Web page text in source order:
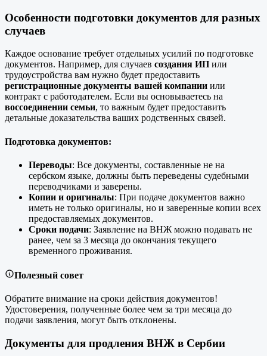
Особенности подготовки документов для разных
случаев
Каждое основание требует отдельных усилий по подготовке
документов. Например, для случаев создания ИП или
трудоустройства вам нужно будет предоставить
регистрационные документы вашей компании или
контракт с работодателем. Если вы основываетесь на
воссоединении семьи, то важным будет предоставить
детальные доказательства ваших родственных связей.
Подготовка документов:
Переводы: Все документы, составленные не на
сербском языке, должны быть переведены судебными
переводчиками и заверены.
Копии и оригиналы: При подаче документов важно
иметь не только оригиналы, но и заверенные копии всех
предоставляемых документов.
Сроки подачи: Заявление на ВНЖ можно подавать не
ранее, чем за 3 месяца до окончания текущего
временного проживания.
Полезный совет
Обратите внимание на сроки действия документов!
Удостоверения, полученные более чем за три месяца до
подачи заявления, могут быть отклонены.
Документы для продления ВНЖ в Сербии